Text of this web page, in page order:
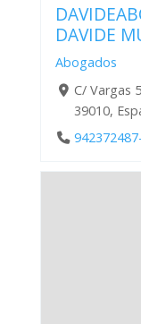
DAVIDE
Abogados
C/ Vargas
39010,